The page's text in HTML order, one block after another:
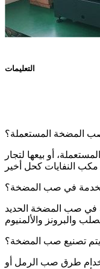
التعليمات
المستعملة؟
أو بيعها لتجار
في صب المضخة؟
في صب المضخة الحديد
تصنيع صب المضخة؟
طرق صب الرمل أو